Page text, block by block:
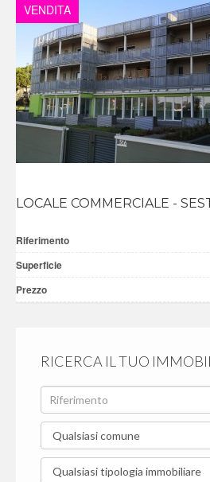
VENDITA
LOCALE COMMERCIALE -
Riferimento
Superficie
Prezzo
RICERCA IL TUO